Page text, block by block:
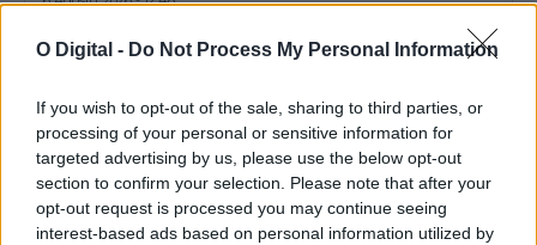
O Digital - Do Not Process My Personal Information
If you wish to opt-out of the sale, sharing to third parties, or
processing of your personal or sensitive information for
targeted advertising by us, please use the below opt-out
section to confirm your selection. Please note that after your
opt-out request is processed you may continue seeing
interest-based ads based on personal information utilized by